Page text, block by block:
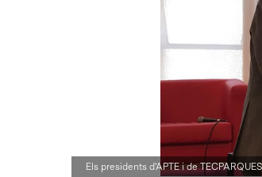
Intro per buscar o ESC per tancar
Els presidents d'APTE i de